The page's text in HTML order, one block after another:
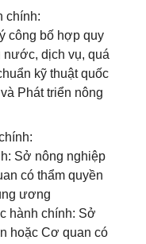
chính:
công bố hợp quy
nước, dịch vụ, quá
kỹ thuật quốc
Phát triển nông
Sở nông nghiệp
có thẩm quyền
ương
hành chính: Sở
hoặc Cơ quan có